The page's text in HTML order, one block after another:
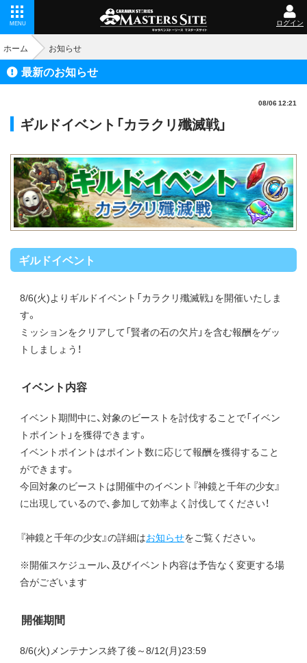
MENU ログイン
ホーム お知らせ
最新のお知らせ
08/06 12:21
ギルドイベント「カラクリ殲滅戦」
ギルドイベント
8/6(火)よりギルドイベント「カラクリ殲滅戦」を開催いたしま
す。
ミッションをクリアして「賢者の石の欠片」を含む報酬をゲッ
トしましょう！
イベント内容
イベント期間中に、対象のビーストを討伐することで「イベン
トポイント」を獲得できます。
イベントポイントはポイント数に応じて報酬を獲得すること
ができます。
今回対象のビーストは開催中のイベント『神鏡と千年の少女』
に出現しているので、参加して効率よく討伐してください！
『神鏡と千年の少女』の詳細はお知らせをご覧ください。
※開催スケジュール、及びイベント内容は予告なく変更する場
合がございます
開催期間
8/6(火)メンテナンス終了後～8/12(月)23:59